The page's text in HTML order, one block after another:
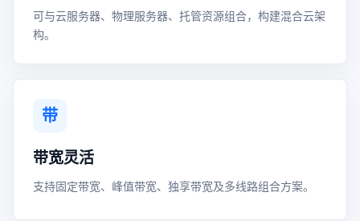
可与云服务器、物理服务器、托管资源组合，构建混合云架
构。
带
带宽灵活
支持固定带宽、峰值带宽、独享带宽及多线路组合方案。